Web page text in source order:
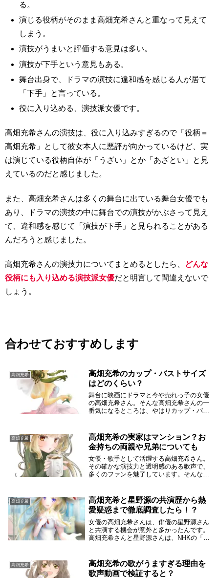
る。
演じる役柄がそのまま高畑充希さんと重なって見えて
しまう。
演技がうまいと評価する意見は多い。
演技が下手という意見もある。
舞台出身で、ドラマの演技に違和感を感じる人が居て
「下手」と言っている。
役に入り込める、演技派女優です。
高畑充希さんの演技は、役に入り込みすぎるので「役柄＝
高畑充希」として彼女本人に悪評が向かっているけど、実
は演じている役柄自体が「うざい」とか「あざとい」と見
えているのだと感じました。
また、高畑充希さんは多くの舞台に出ている舞台女優でも
あり、ドラマの演技の中に舞台での演技がかぶさって見え
て、違和感を感じて「演技が下手」と見られることがある
んだろうと感じました。
高畑充希さんの演技力についてまとめるとしたら、
どんな
役柄にも入り込める演技派女優だと明言して間違えないで
しょう。
合わせておすすめします
高畑充希
高畑充希のカップ・バストサイズ
はどのくらい？
舞台に映画にドラマと今や売れっ子の女優
の高畑充希さん。そんな高畑充希さんの一
番気になるところは、やはりカップ・バス
ーサイズや画像から推測してみようと思い
ます。水着画...
高畑充希
高畑充希の実家はマンション？お
金持ちの両親や兄弟についても
女優・歌手として活躍する高畑充希さん。
その確かな演技力と透明感のある歌声で、
多くのファンを魅了しています。そんな彼
場所や家族構成、両親の仕事について興味
を持つ人も少...
高畑充希
高畑充希と星野源の共演歴から熱
愛疑惑まで徹底調査したら！？
女優の高畑充希さんは、俳優の星野源さん
と共演する機会が意外と多かったんです。
高畑充希さんと星野源さんは、NHKの「お
野源さんは、共演することも多いせいか仲
が良さそう...
高畑充希
高畑充希の歌がうますぎる理由を
歌声動画で検証すると？